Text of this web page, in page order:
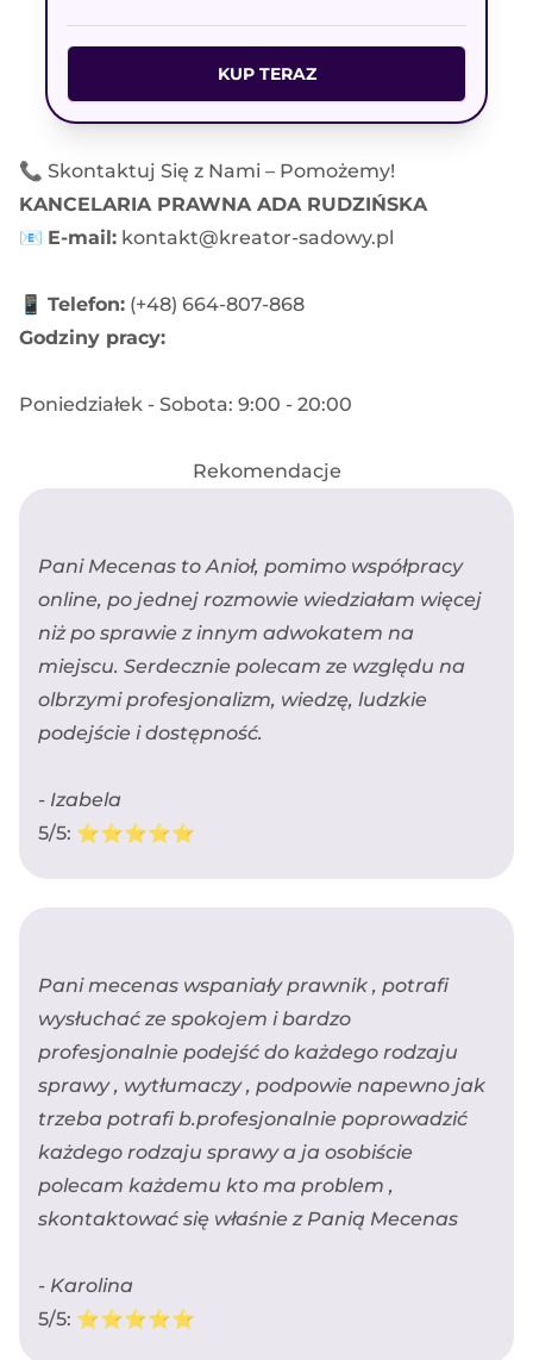
KUP TERAZ
📞 Skontaktuj Się z Nami – Pomożemy!
KANCELARIA PRAWNA ADA RUDZIŃSKA
📧 E-mail: kontakt@kreator-sadowy.pl
📱 Telefon: (+48) 664-807-868
Godziny pracy:
Poniedziałek - Sobota: 9:00 - 20:00
Rekomendacje
Pani Mecenas to Anioł, pomimo współpracy
online, po jednej rozmowie wiedziałam więcej
niż po sprawie z innym adwokatem na
miejscu. Serdecznie polecam ze względu na
olbrzymi profesjonalizm, wiedzę, ludzkie
podejście i dostępność.
- Izabela
5/5: ⭐️⭐️⭐️⭐️⭐️
Pani mecenas wspaniały prawnik , potrafi
wysłuchać ze spokojem i bardzo
profesjonalnie podejść do każdego rodzaju
sprawy , wytłumaczy , podpowie napewno jak
trzeba potrafi b.profesjonalnie poprowadzić
każdego rodzaju sprawy a ja osobiście
polecam każdemu kto ma problem ,
skontaktować się właśnie z Panią Mecenas
- Karolina
5/5: ⭐️⭐️⭐️⭐️⭐️